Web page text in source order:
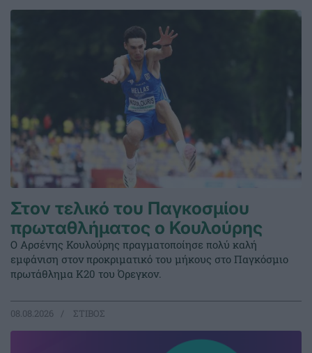
Στον τελικό του Παγκοσμίου
πρωταθλήματος ο Κουλούρης
Ο Αρσένης Κουλούρης πραγματοποίησε πολύ καλή
εμφάνιση στον προκριματικό του μήκους στο Παγκόσμιο
πρωτάθλημα Κ20 του Όρεγκον.
08.08.2026 ΣΤΙΒΟΣ